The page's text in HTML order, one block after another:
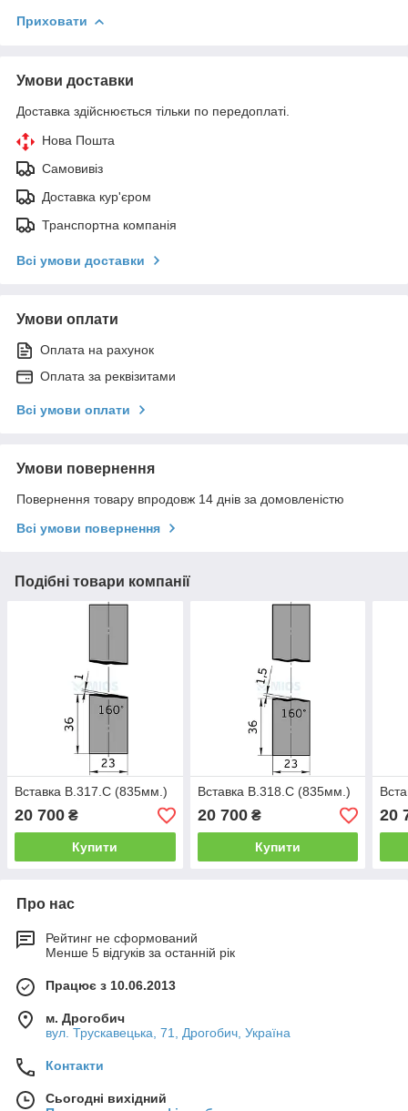
Приховати
Умови доставки
Доставка здійснюється тільки по передоплаті.
Нова Пошта
Самовивіз
Доставка кур'єром
Транспортна компанія
Всі умови доставки
Умови оплати
Оплата на рахунок
Оплата за реквізитами
Всі умови оплати
Умови повернення
Повернення товару впродовж 14 днів за домовленістю
Всі умови повернення
Подібні товари компанії
Вставка B.317.C (835мм.)
20 700 ₴
Купити
Вставка B.318.C (835мм.)
20 700₴
Купити
20
Про нас
Рейтинг не сформований
Менше 5 відгуків за останній рік
Працює з 10.06.2013
м. Дрогобич
вул. Трускавецька, 71, Дрогобич, Україна
Контакти
Сьогодні вихідний